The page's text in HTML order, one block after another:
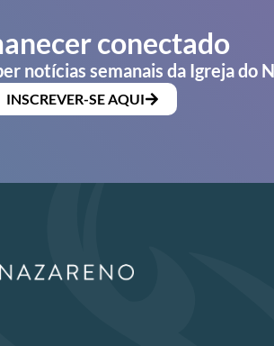
conectado
notícias semanais da Igreja do
INSCREVER-SE AQUI